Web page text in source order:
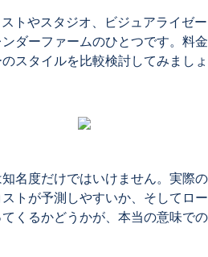
トやスタジオ、ビジュアライゼ
ダーファームのひとつです。料
スタイルを比較検討してみまし
名度だけではいけません。実際
トが予測しやすいか、そしてロ
くるかどうかが、本当の意味で